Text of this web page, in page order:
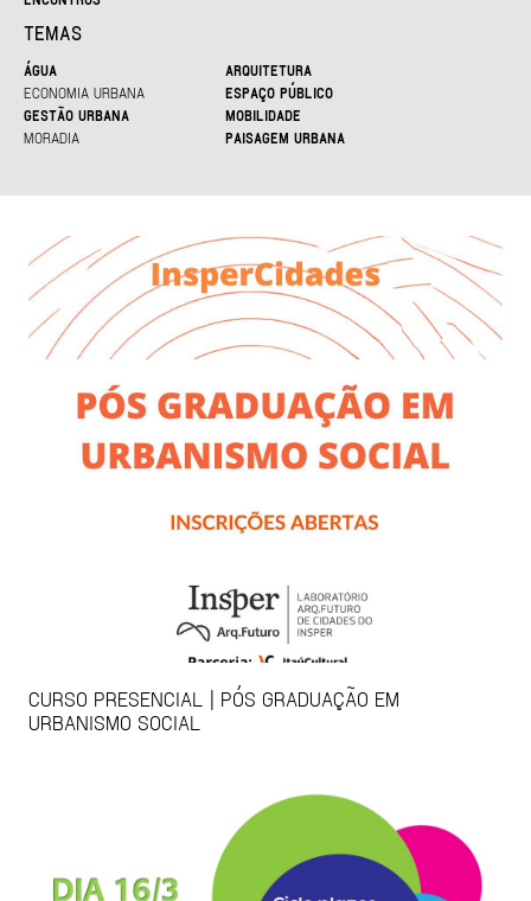
TEMAS
ÁGUA
ARQUITETURA
ECONOMIA URBANA
ESPAÇO PÚBLICO
GESTÃO URBANA
MOBILIDADE
MORADIA
PAISAGEM URBANA
CURSO PRESENCIAL | PÓS GRADUAÇÃO EM
URBANISMO SOCIAL